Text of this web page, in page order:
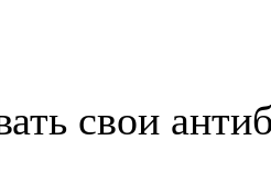
свои